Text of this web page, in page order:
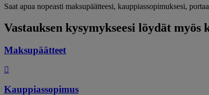
Saat apua nopeasti maksupäätteesi, kauppiassopimuksesi,
Vastauksen kysymykseesi löydät myös
Maksupäätteet
Kauppiassopimus